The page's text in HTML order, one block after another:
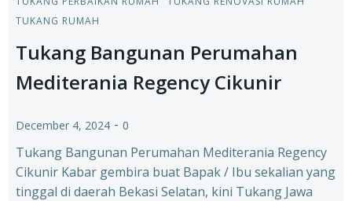
TUKANG RUMAH
Tukang Bangunan Perumahan
Mediterania Regency Cikunir
December 4, 2024 - 0
Tukang Bangunan Perumahan Mediterania Regency
Cikunir Kabar gembira buat Bapak / Ibu sekalian yang
tinggal di daerah Bekasi Selatan, kini Tukang Jawa